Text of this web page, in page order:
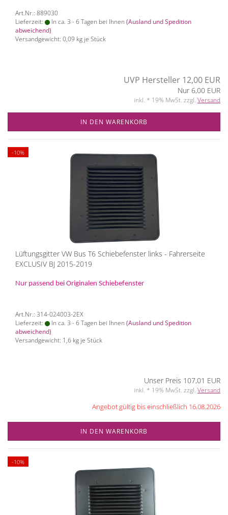
Art.Nr.: 889030
Lieferzeit:
In ca. 3 - 6 Tagen bei Ihnen (Ausland und Spedition
abweichend)
Versandgewicht: 0,09 kg je Stück
UVP Hersteller 12,00 EUR
Nur 6,00 EUR
inkl. * 19% MwSt. zzgl. Versand
IN DEN WARENKORB
-10%
Lüftungsgitter VW Bus T6 Schiebefenster links - Fahrerseite
EXCLUSIV BJ 2015-2019
Nur passend bei Originalen Schiebefenster
Art.Nr.: 314-024003-2EX
Lieferzeit:
In ca. 3 - 6 Tagen bei Ihnen (Ausland und Spedition
abweichend)
Versandgewicht: 1,6 kg je Stück
Unser Preis 107,01 EUR
inkl. * 19% MwSt. zzgl. Versand
Angebot gültig bis einschließlich 16.08.2026
IN DEN WARENKORB
-10%